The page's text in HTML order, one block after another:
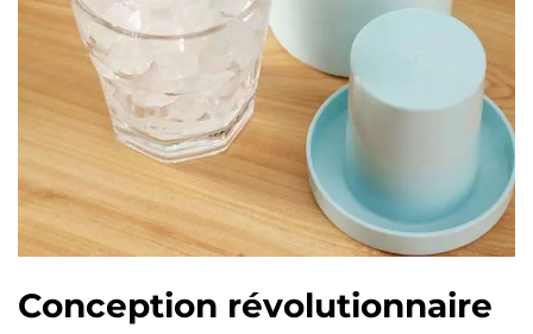
Conception révolutionnaire